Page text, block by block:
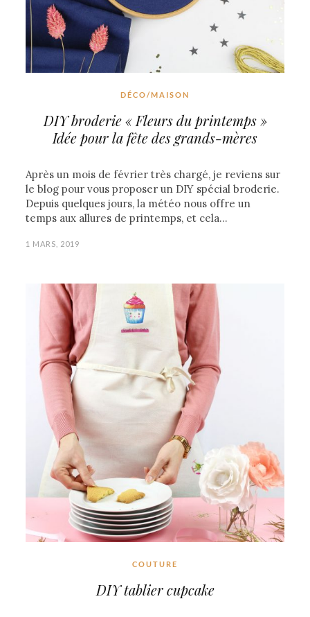
DÉCO/MAISON
DIY broderie « Fleurs du printemps »
Idée pour la fête des grands-mères
Après un mois de février très chargé, je reviens sur
le blog pour vous proposer un DIY spécial broderie.
Depuis quelques jours, la météo nous offre un
temps aux allures de printemps, et cela…
1 MARS, 2019
COUTURE
DIY tablier cupcake